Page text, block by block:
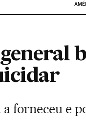
a forneceu e